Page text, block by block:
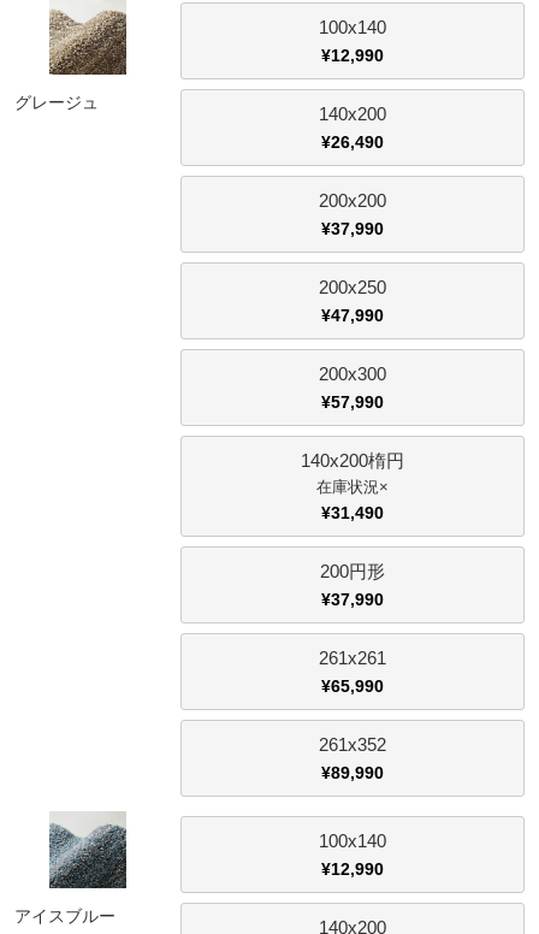
グレージュ
100x140
¥12,990
140x200
¥26,490
200x200
¥37,990
200x250
¥47,990
200x300
¥57,990
140x200楕円
×
¥31,490
200円形
¥37,990
261x261
¥65,990
261x352
¥89,990
アイスブルー
100x140
¥12,990
140x200